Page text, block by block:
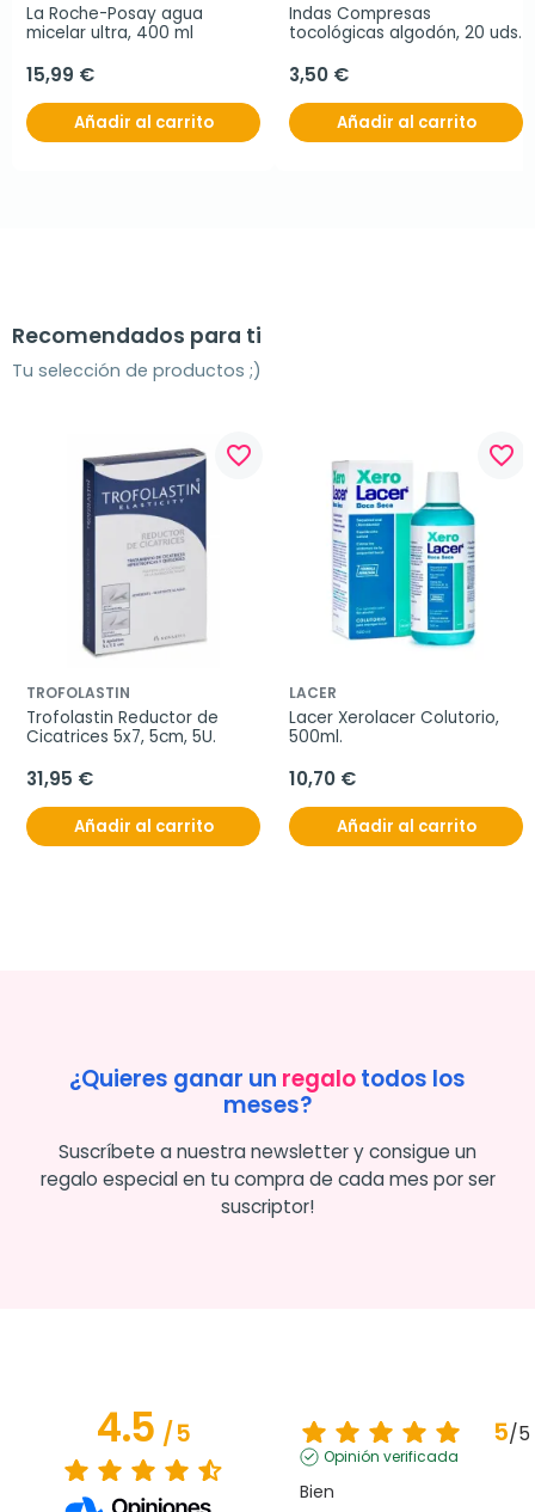
La Roche-Posay agua
micelar ultra, 400 ml
15,99 €
Añadir al carrito
Indas Compresas
tocológicas algodón, 20 uds.
3,50 €
Añadir al carrito
Recomendados para ti
Tu selección de productos ;)
favorite_border
TROFOLASTIN
Trofolastin Reductor de
Cicatrices 5x7, 5cm, 5U.
31,95 €
Añadir al carrito
favorite_border
LACER
Lacer Xerolacer Colutorio,
500ml.
10,70 €
Añadir al carrito
¿Quieres ganar un regalotodos los
meses?
Suscríbete a nuestra newsletter y consigue un
regalo especial en tu compra de cada mes por ser
suscriptor!
4.5/5 5/5
Opinión verificada
Bien